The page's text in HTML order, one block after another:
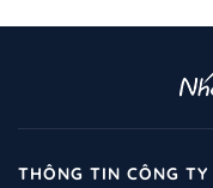
THÔNG TIN CÔNG TY